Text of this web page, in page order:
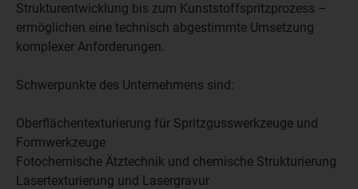
Strukturentwicklung bis zum Kunststoffspritzprozess –
ermöglichen eine technisch abgestimmte Umsetzung
komplexer Anforderungen.
Schwerpunkte des Unternehmens sind:
Oberflächentexturierung für Spritzgusswerkzeuge und
Formwerkzeuge
Fotochemische Ätztechnik und chemische Strukturierung
Lasertexturierung und Lasergravur